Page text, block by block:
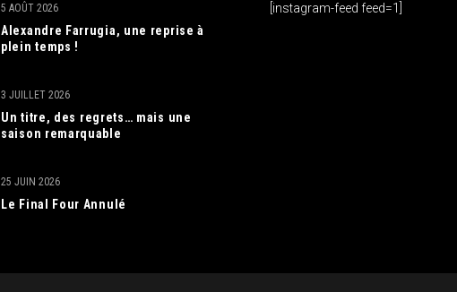
Alexandre Farrugia, une reprise à
plein temps !
5 AOÛT 2026
Un titre, des regrets… mais une
saison remarquable
3 JUILLET 2026
Le Final Four Annulé
25 JUIN 2026
[instagram-feed feed=1]